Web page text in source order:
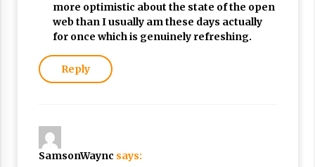
more optimistic about the state of the open
web than I usually am these days actually
for once which is genuinely refreshing.
Reply
SamsonWaync says: